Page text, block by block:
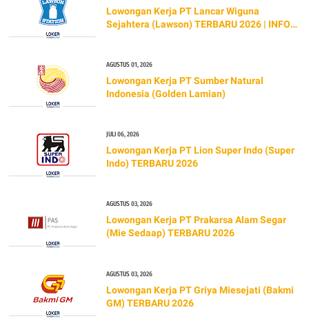
Lowongan Kerja PT Lancar Wiguna
Sejahtera (Lawson) TERBARU 2026 | INFO
AGUSTUS 01, 2026
Lowongan Kerja PT Sumber Natural
Indonesia (Golden Lamian)
JULI 06, 2026
Lowongan Kerja PT Lion Super Indo (Super
Indo) TERBARU 2026
AGUSTUS 03, 2026
Lowongan Kerja PT Prakarsa Alam Segar
(Mie Sedaap) TERBARU 2026
AGUSTUS 03, 2026
Lowongan Kerja PT Griya Miesejati (Bakmi
GM) TERBARU 2026